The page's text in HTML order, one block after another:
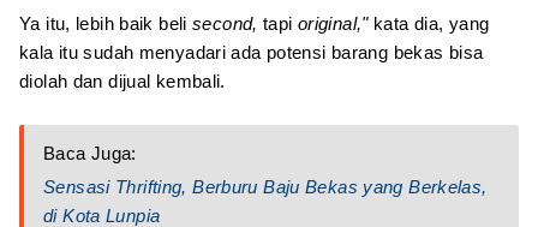
Ya itu, lebih baik beli second, tapi original," kata dia, yang
kala itu sudah menyadari ada potensi barang bekas bisa
diolah dan dijual kembali.
Baca Juga:
Sensasi Thrifting, Berburu Baju Bekas yang Berkelas,
di Kota Lunpia